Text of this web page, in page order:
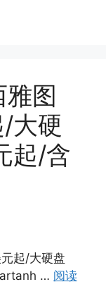
图
大硬
起/含
起/大硬盘
… 阅读